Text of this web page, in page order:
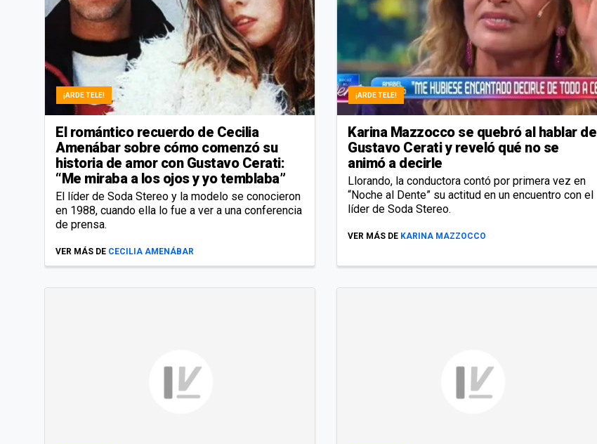
¡ARDE TELE!
El romántico recuerdo de Cecilia
Amenábar sobre cómo comenzó su
historia de amor con Gustavo Cerati:
“Me miraba a los ojos y yo temblaba”
El líder de Soda Stereo y la modelo se conocieron
en 1988, cuando ella lo fue a ver a una conferencia
de prensa.
VER MÁS DE CECILIA AMENÁBAR
¡ARDE TELE!
Karina Mazzocco se quebró al hablar de
Gustavo Cerati y reveló qué no se
animó a decirle
Llorando, la conductora contó por primera vez en
“Noche al Dente” su actitud en un encuentro con el
líder de Soda Stereo.
VER MÁS DE KARINA MAZZOCCO